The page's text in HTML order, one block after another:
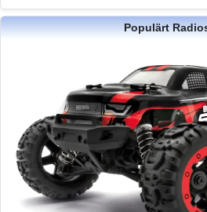
Populärt